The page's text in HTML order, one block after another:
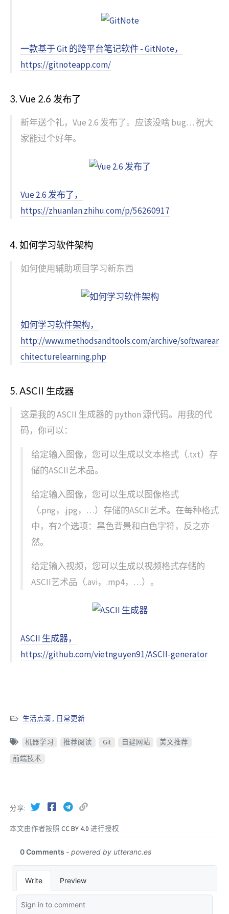
一款基于 Git 的跨平台笔记软件 - GitNote，
https://gitnoteapp.com/
3. Vue 2.6 发布了
新年送个礼，Vue 2.6 发布了。应该没啥 bug… 祝大
家能过个好年。
Vue 2.6 发布了，
https://zhuanlan.zhihu.com/p/56260917
4. 如何学习软件架构
如何使用辅助项目学习新东西
如何学习软件架构，
http://www.methodsandtools.com/archive/softwarear
chitecturelearning.php
5. ASCII 生成器
这是我的 ASCII 生成器的 python 源代码。用我的代
码，你可以：
给定输入图像，您可以生成以文本格式（.txt）存
储的ASCII艺术品。
给定输入图像，您可以生成以图像格式
（.png，.jpg，…）存储的ASCII艺术。在每种格式
中，有2个选项：黑色背景和白色字符，反之亦
然。
给定输入视频，您可以生成以视频格式存储的
ASCII艺术品（.avi，.mp4，…）。
ASCII 生成器，
https://github.com/vietnguyen91/ASCII-generator
生活点滴 , 日常更新
机器学习 推荐阅读 Git 自建网站
美文推荐
前端技术
本文由作者按照 CC BY 4.0 进行授权
分享